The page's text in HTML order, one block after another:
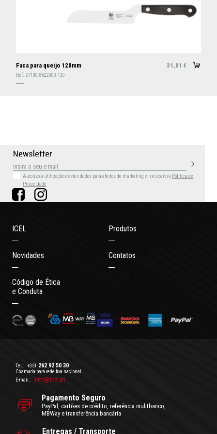
Faca para queijo 120mm 31,01 €
Ref: 27100.8622000.120
Newsletter
Autorizo a utilização destes dados para efeitos de marketing e li e aceito a Política de
Privacidade
ICEL Produtos
Novidades Contatos
Código de Ética
e Conduta
Tel.: +351 262 92 50 30
Chamada para rede fixa nacional
E-mail.:
info@icel.pt
Pagamento Seguro
PayPal, cartões de crédito, referência mulitbanco,
MBWay e transferência bancária
Entregas / Transporte